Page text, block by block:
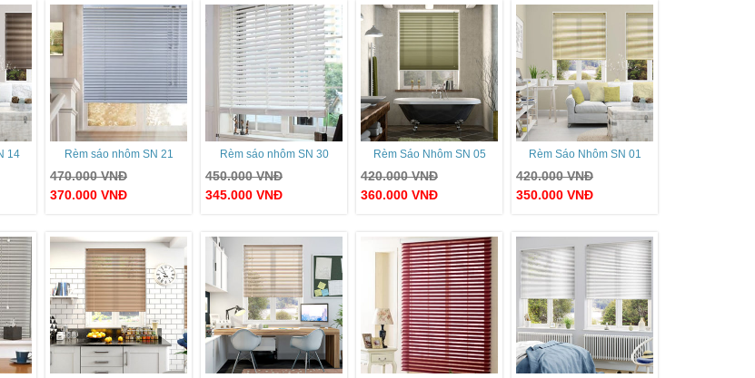
14 Rèm sáo nhôm SN 21
470.000VNĐ
370.000 VNĐ
Rèm sáo nhôm SN 30
450.000VNĐ
345.000 VNĐ
Rèm Sáo Nhôm SN 05
420.000VNĐ
360.000 VNĐ
Rèm Sáo Nhôm SN 01
420.000VNĐ
350.000 VNĐ